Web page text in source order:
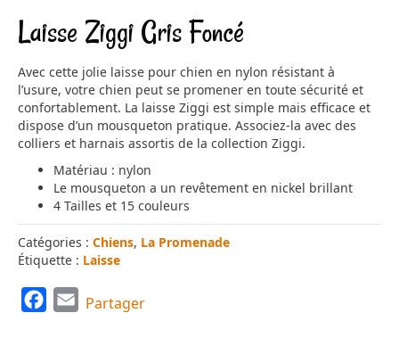
Laisse Ziggi Gris Foncé
Avec cette jolie laisse pour chien en nylon résistant à
l’usure, votre chien peut se promener en toute sécurité et
confortablement. La laisse Ziggi est simple mais efficace et
dispose d’un mousqueton pratique. Associez-la avec des
colliers et harnais assortis de la collection Ziggi.
Matériau : nylon
Le mousqueton a un revêtement en nickel brillant
4 Tailles et 15 couleurs
Catégories : Chiens, La Promenade
Étiquette : Laisse
Partager